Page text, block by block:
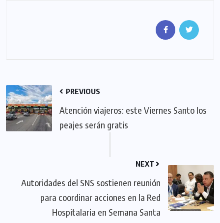
PREVIOUS
Atención viajeros: este Viernes Santo los
peajes serán gratis
NEXT
Autoridades del SNS sostienen reunión
para coordinar acciones en la Red
Hospitalaria en Semana Santa